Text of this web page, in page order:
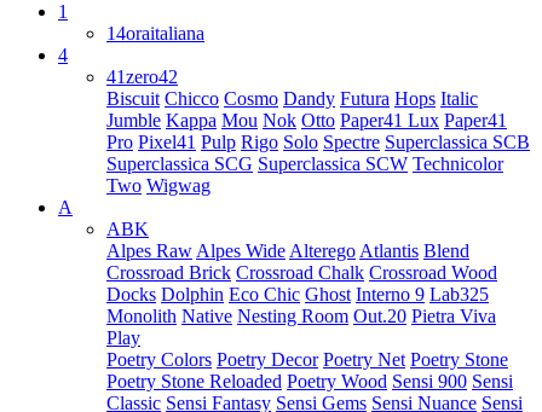
1
14oraitaliana
4
41zero42
Biscuit Chicco Cosmo Dandy Futura Hops Italic
Jumble Kappa Mou Nok Otto Paper41 Lux Paper41
Pro Pixel41 Pulp Rigo Solo Spectre Superclassica SCB
Superclassica SCG Superclassica SCW Technicolor
Two Wigwag
A
ABK
Alpes Raw Alpes Wide Alterego Atlantis Blend
Crossroad Brick Crossroad Chalk Crossroad Wood
Docks Dolphin Eco Chic Ghost Interno 9 Lab325
Monolith Native Nesting Room Out.20 Pietra Viva
Play
Poetry Colors Poetry Decor Poetry Net Poetry Stone
Poetry Stone Reloaded Poetry Wood Sensi 900 Sensi
Classic Sensi Fantasy Sensi Gems Sensi Nuance Sensi